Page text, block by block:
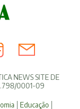
NEWS SITE DE
0001-09
Educação